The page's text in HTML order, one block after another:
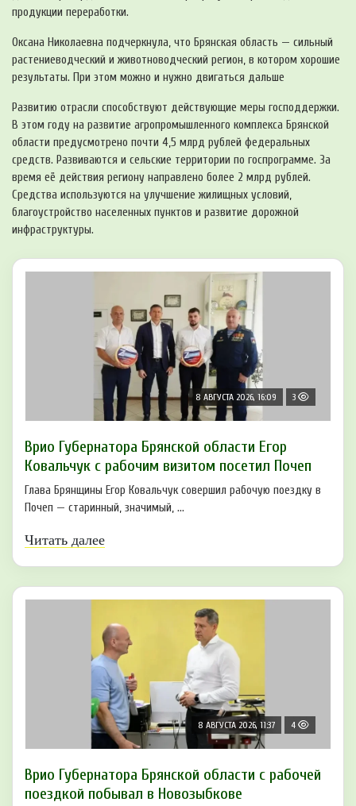
продукции переработки.
Оксана Николаевна подчеркнула, что Брянская область — сильный
растениеводческий и животноводческий регион, в котором хорошие
результаты. При этом можно и нужно двигаться дальше
Развитию отрасли способствуют действующие меры господдержки.
В этом году на развитие агропромышленного комплекса Брянской
области предусмотрено почти 4,5 млрд рублей федеральных
средств. Развиваются и сельские территории по госпрограмме. За
время её действия региону направлено более 2 млрд рублей.
Средства используются на улучшение жилищных условий,
благоустройство населенных пунктов и развитие дорожной
инфраструктуры.
8 АВГУСТА 2026, 16:09 3
Врио Губернатора Брянской области Егор
Ковальчук с рабочим визитом посетил Почеп
Глава Брянщины Егор Ковальчук совершил рабочую поездку в
Почеп — старинный, значимый, ...
Читать далее
8 АВГУСТА 2026, 11:37 4
Врио Губернатора Брянской области с рабочей
поездкой побывал в Новозыбкове